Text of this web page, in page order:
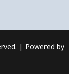
| Powered by